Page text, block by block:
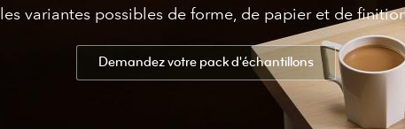
les variantes possibles de forme, de papier et de
Demandez votre pack d'échantillons